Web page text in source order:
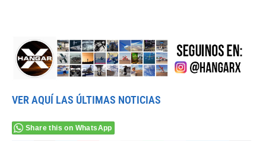
VER AQUÍ LAS ÚLTIMAS NOTICIAS
Share this on WhatsApp